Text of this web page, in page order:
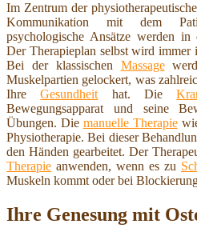
Im Zentrum der
Kommunikation mit dem
psychologische Ansätze werden
Der Therapieplan selbst wird immer
Bei der klassischen Massage
Muskelpartien gelockert, was
IhreGesundheit hat. Die
Bewegungsapparat und seine
Übungen. Die manuelle Therapie
Physiotherapie. Bei dieser
den Händen gearbeitet. Der
Therapie anwenden, wenn es zu
Muskeln kommt oder bei
Ihre Genesung mit